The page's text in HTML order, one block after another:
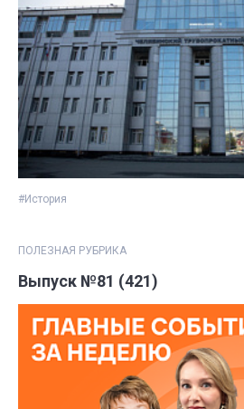
#История
ПОЛЕЗНАЯ РУБРИКА
Выпуск №81 (421)